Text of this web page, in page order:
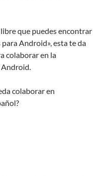
libre que puedes encontrar
Android», esta te da
colaborar en la
Android.
colaborar en